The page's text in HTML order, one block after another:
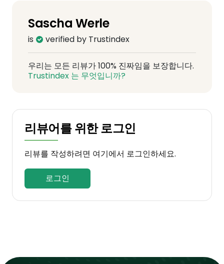
Sascha Werle
is verified by Trustindex
우리는 모든 리뷰가 100% 진짜임을 보장합니다.
Trustindex 는 무엇입니까?
리뷰어를 위한 로그인
리뷰를 작성하려면 여기에서 로그인하세요.
로그인